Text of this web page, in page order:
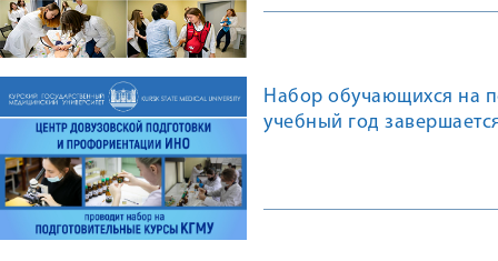
Набор обучающихся на
учебный год